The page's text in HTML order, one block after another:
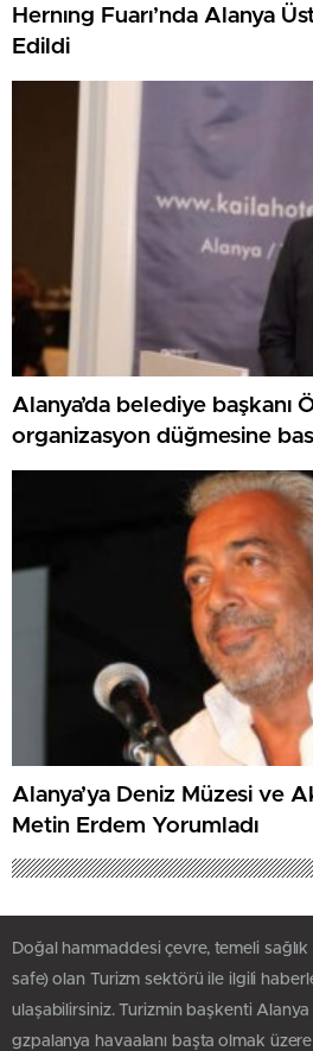
Hernıng Fuarı’nda Alanya
Edildi
Alanya’da belediye başkanı
organizasyon düğmesine
Alanya’ya Deniz Müzesi ve
Metin Erdem Yorumladı
Doğal hammaddesi çevre, temeli
safe) olan Turizm sektörü ile ilgili
ulaşabilirsiniz. Turizmin başkenti Alanya
gzpalanya havaalanı başta olmak